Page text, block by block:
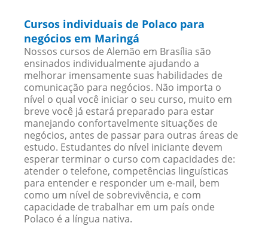
Cursos individuais de Polaco para
negócios em Maringá
Nossos cursos de Alemão em Brasília são
ensinados individualmente ajudando a
melhorar imensamente suas habilidades de
comunicação para negócios. Não importa o
nível o qual você iniciar o seu curso, muito em
breve você já estará preparado para estar
manejando confortavelmente situações de
negócios, antes de passar para outras áreas de
estudo. Estudantes do nível iniciante devem
esperar terminar o curso com capacidades de:
atender o telefone, competências linguísticas
para entender e responder um e-mail, bem
como um nível de sobrevivência, e com
capacidade de trabalhar em um país onde
Polaco é a língua nativa.